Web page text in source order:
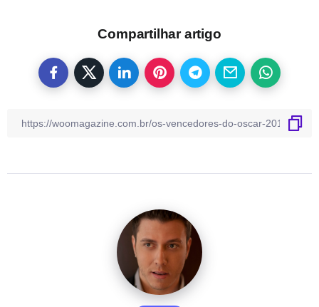
Compartilhar artigo